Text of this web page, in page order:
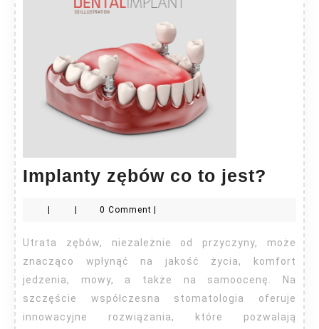
Implanty zębów co to jest?
to
jest?
0 Comment
Utrata zębów, niezależnie od przyczyny, może
znacząco wpłynąć na jakość życia, komfort
jedzenia, mowy, a także na samoocenę. Na
szczęście współczesna stomatologia oferuje
innowacyjne rozwiązania, które pozwalają